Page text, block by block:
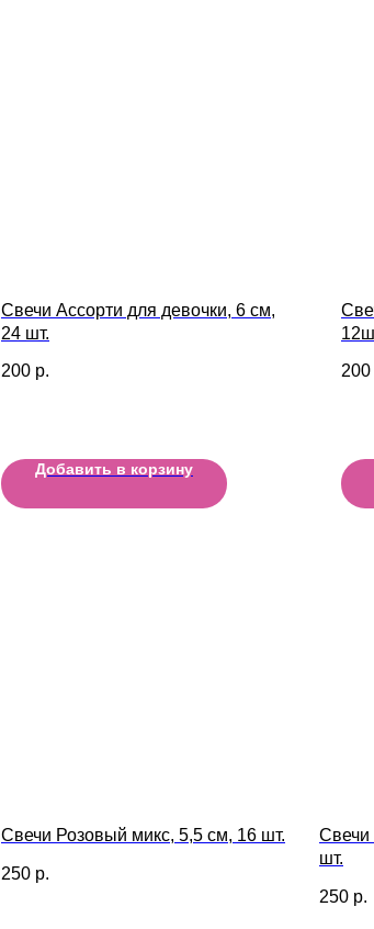
Свечи Ассорти для девочки, 6 см,
24 шт.
200 р.
Добавить в корзину
200
Свечи Розовый микс, 5,5 см, 16 шт.
250 р.
Свечи
шт.
250 р.